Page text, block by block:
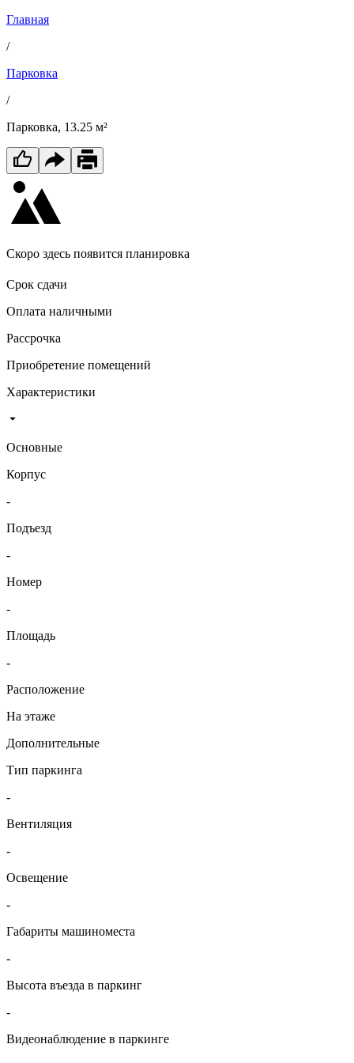
Главная
/
Парковка
/
Парковка, 13.25 м²
Скоро здесь появится планировка
Срок сдачи
Оплата наличными
Рассрочка
Приобретение помещений
Характеристики
Основные
Корпус
-
Подъезд
-
Номер
-
Площадь
-
Расположение
На этаже
Дополнительные
Тип паркинга
-
Вентиляция
-
Освещение
-
Габариты машиноместа
-
Высота въезда в паркинг
-
Видеонаблюдение в паркинге